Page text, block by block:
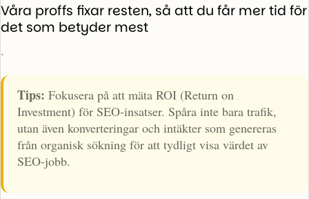
Våra proffs fixar resten, så att du får mer tid för
det som betyder mest
.
Tips: Fokusera på att mäta ROI (Return on
Investment) för SEO-insatser. Spåra inte bara trafik,
utan även konverteringar och intäkter som genereras
från organisk sökning för att tydligt visa värdet av
SEO-jobb.